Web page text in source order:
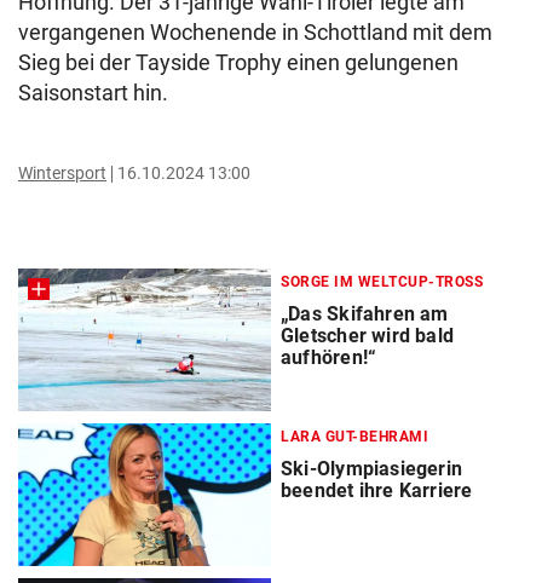
vergangenen Wochenende in Schottland mit dem
Sieg bei der Tayside Trophy einen gelungenen
Saisonstart hin.
Wintersport 16.10.2024 13:00
SORGE IM WELTCUP-TROSS
„Das Skifahren am
Gletscher wird bald
aufhören!“
LARA GUT-BEHRAMI
Ski-Olympiasiegerin
beendet ihre Karriere